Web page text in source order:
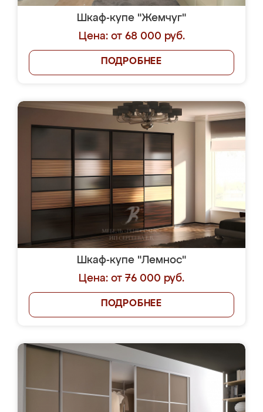
Шкаф-купе "Жемчуг"
Цена: от 68 000 руб.
ПОДРОБНЕЕ
Шкаф-купе "Лемнос"
Цена: от 76 000 руб.
ПОДРОБНЕЕ